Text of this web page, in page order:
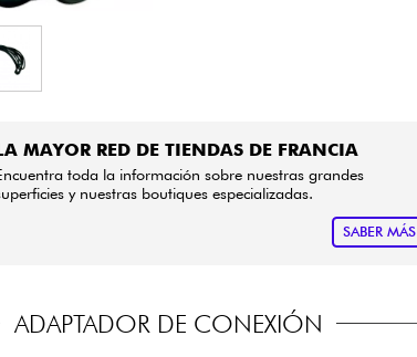
MAYOR RED DE TIENDAS DE FRANCIA
toda la información sobre nuestras grandes
y nuestras boutiques especializadas.
SABER MÁS
ADAPTADOR DE CONEXIÓN